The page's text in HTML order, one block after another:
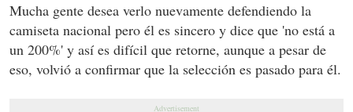
Mucha gente desea verlo nuevamente defendiendo la
camiseta nacional pero él es sincero y dice que 'no está a
un 200%' y así es difícil que retorne, aunque a pesar de
eso, volvió a confirmar que la selección es pasado para él.